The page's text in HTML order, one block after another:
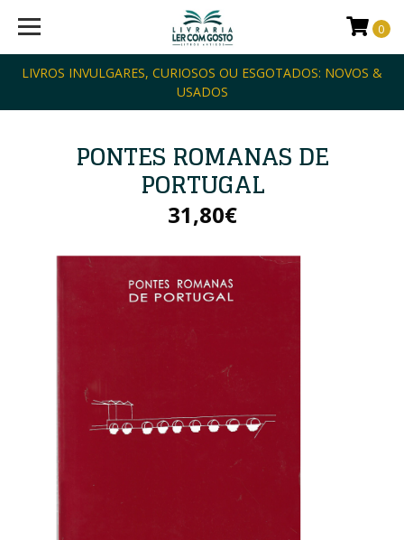
LIVROS INVULGARES, CURIOSOS OU ESGOTADOS: NOVOS &
USADOS
0
PONTES ROMANAS DE
PORTUGAL
31,80€